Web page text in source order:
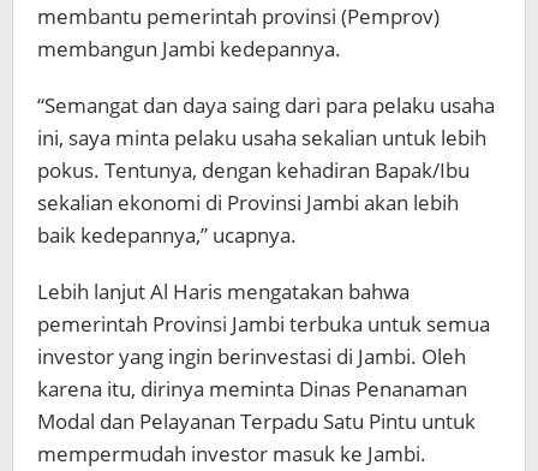
membantu pemerintah provinsi (Pemprov)
membangun Jambi kedepannya.
“Semangat dan daya saing dari para pelaku usaha
ini, saya minta pelaku usaha sekalian untuk lebih
pokus. Tentunya, dengan kehadiran Bapak/Ibu
sekalian ekonomi di Provinsi Jambi akan lebih
baik kedepannya,” ucapnya.
Lebih lanjut Al Haris mengatakan bahwa
pemerintah Provinsi Jambi terbuka untuk semua
investor yang ingin berinvestasi di Jambi. Oleh
karena itu, dirinya meminta Dinas Penanaman
Modal dan Pelayanan Terpadu Satu Pintu untuk
mempermudah investor masuk ke Jambi.